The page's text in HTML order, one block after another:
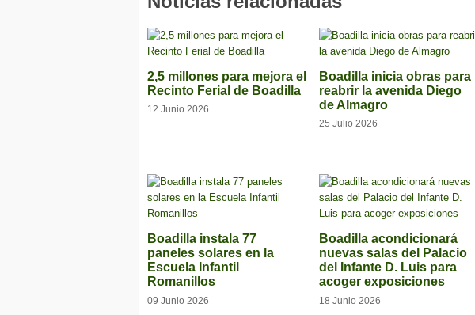
2,5 millones para mejora el
Recinto Ferial de Boadilla
12 Junio 2026
Boadilla inicia obras para
reabrir la avenida Diego
de Almagro
25 Julio 2026
Boadilla instala 77
paneles solares en la
Escuela Infantil
Romanillos
09 Junio 2026
Boadilla acondicionará
nuevas salas del Palacio
del Infante D. Luis para
acoger exposiciones
18 Junio 2026